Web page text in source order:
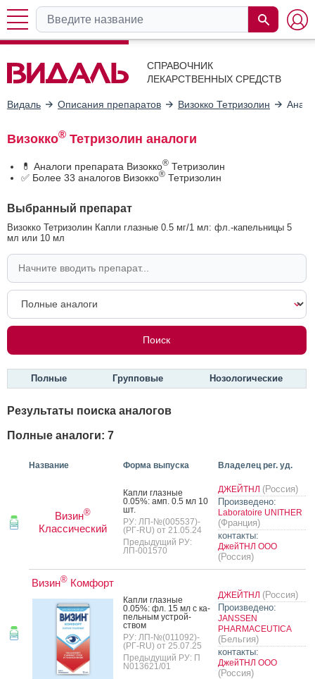
СПРАВОЧНИК
ЛЕКАРСТВЕННЫХ СРЕДСТВ
Видаль Описания препаратов Визокко Тетризолин
Визокко® Тетризолин аналоги
💊 Аналоги препарата Визокко® Тетризолин
✅ Более 33 аналогов Визокко® Тетризолин
Выбранный препарат
Визокко Тетризолин Капли глазные 0.5 мг/1 мл: фл.-капельницы 5
мл или 10 мл
Полные Групповые Нозологические
Результаты поиска аналогов
Полные аналоги: 7
Название Форма выпуска Владелец рег. уд.
Визин®
Классический
Кап­ли глаз­ные
0.05%: амп. 0.5 мл 10
шт.
РУ: ЛП-№(005537)-
(РГ-RU) от 21.05.24
Предыдущий РУ:
ЛП-001570
ДЖЕЙТНЛ (Россия)
Произведено:
Laboratoire UNITHER
(Франция)
контакты:
ДжейТНЛ ООО
(Россия)
Визин®Комфорт
Кап­ли глаз­ные
0.05%: фл. 15 мл с ка­
пель­ным ус­трой­
ством
РУ: ЛП-№(011092)-
(РГ-RU) от 25.07.25
Предыдущий РУ: П
N013621/01
ДЖЕЙТНЛ (Россия)
Произведено:
JANSSEN
PHARMACEUTICA
(Бельгия)
контакты:
ДжейТНЛ ООО
(Россия)